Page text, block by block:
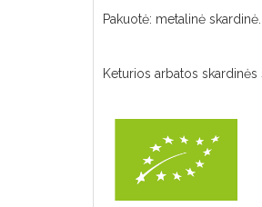
Pakuotė: metalinė skardinė.
Keturios arbatos